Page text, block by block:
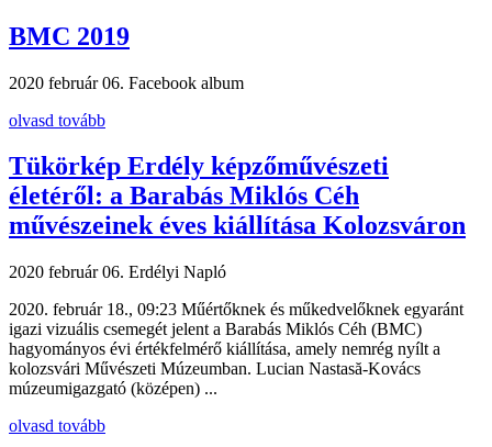
BMC 2019
2020 február 06. Facebook album
olvasd tovább
Tükörkép Erdély képzőművészeti
életéről: a Barabás Miklós Céh
művészeinek éves kiállítása Kolozsváron
2020 február 06. Erdélyi Napló
2020. február 18., 09:23 Műértőknek és műkedvelőknek egyaránt
igazi vizuális csemegét jelent a Barabás Miklós Céh (BMC)
hagyományos évi értékfelmérő kiállítása, amely nemrég nyílt a
kolozsvári Művészeti Múzeumban. Lucian Nastasă-Kovács
múzeumigazgató (középen) ...
olvasd tovább